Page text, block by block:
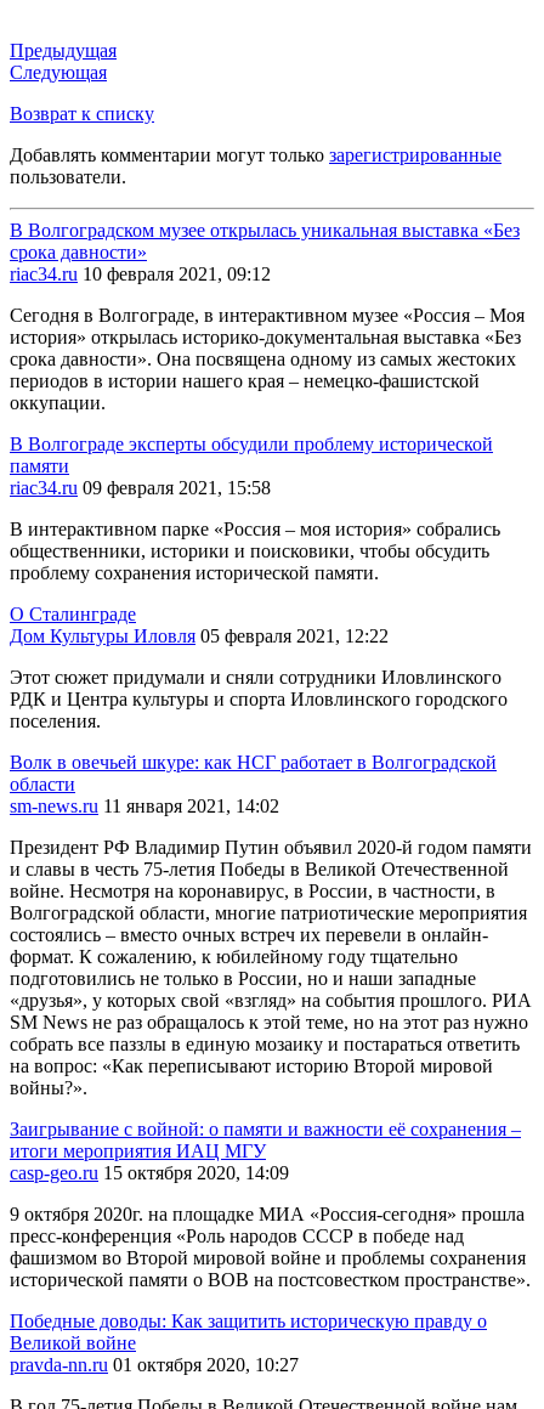
Предыдущая
Следующая
Возврат к списку
Добавлять комментарии могут только зарегистрированные
пользователи.
В Волгоградском музее открылась уникальная выставка «Без
срока давности»
riac34.ru 10 февраля 2021, 09:12
Сегодня в Волгограде, в интерактивном музее «Россия – Моя
история» открылась историко-документальная выставка «Без
срока давности». Она посвящена одному из самых жестоких
периодов в истории нашего края – немецко-фашистской
оккупации.
В Волгограде эксперты обсудили проблему исторической
памяти
riac34.ru 09 февраля 2021, 15:58
В интерактивном парке «Россия – моя история» собрались
общественники, историки и поисковики, чтобы обсудить
проблему сохранения исторической памяти.
О Сталинграде
Дом Культуры Иловля 05 февраля 2021, 12:22
Этот сюжет придумали и сняли сотрудники Иловлинского
РДК и Центра культуры и спорта Иловлинского городского
поселения.
Волк в овечьей шкуре: как НСГ работает в Волгоградской
области
sm-news.ru 11 января 2021, 14:02
Президент РФ Владимир Путин объявил 2020-й годом памяти
и славы в честь 75-летия Победы в Великой Отечественной
войне. Несмотря на коронавирус, в России, в частности, в
Волгоградской области, многие патриотические мероприятия
состоялись – вместо очных встреч их перевели в онлайн-
формат. К сожалению, к юбилейному году тщательно
подготовились не только в России, но и наши западные
«друзья», у которых свой «взгляд» на события прошлого. РИА
SM News не раз обращалось к этой теме, но на этот раз нужно
собрать все паззлы в единую мозаику и постараться ответить
на вопрос: «Как переписывают историю Второй мировой
войны?».
Заигрывание с войной: о памяти и важности её сохранения –
итоги мероприятия ИАЦ МГУ
casp-geo.ru 15 октября 2020, 14:09
9 октября 2020г. на площадке МИА «Россия-сегодня» прошла
пресс-конференция «Роль народов СССР в победе над
фашизмом во Второй мировой войне и проблемы сохранения
исторической памяти о ВОВ на постсовестком пространстве».
Победные доводы: Как защитить историческую правду о
Великой войне
pravda-nn.ru 01 октября 2020, 10:27